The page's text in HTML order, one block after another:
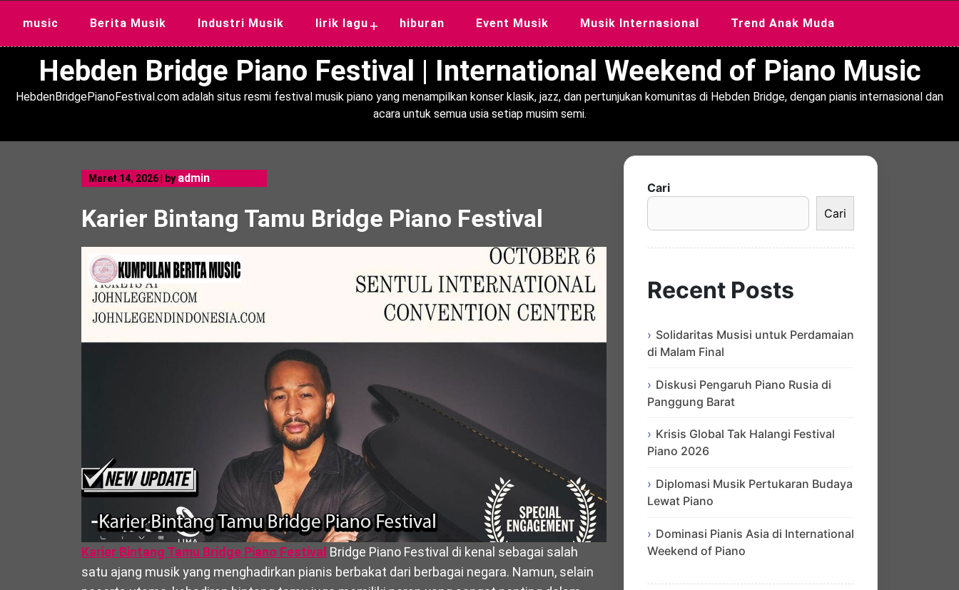
music Berita Musik Industri Musik lirik lagu + hiburan Event Musik Musik Internasional Trend Anak Muda
Hebden Bridge Piano Festival | International Weekend of Piano Music
HebdenBridgePianoFestival.com adalah situs resmi festival musik piano yang menampilkan konser klasik, jazz, dan pertunjukan komunitas di Hebden Bridge, dengan pianis internasional dan
acara untuk semua usia setiap musim semi.
Maret 14, 2026 by admin
Karier Bintang Tamu Bridge Piano Festival
Karier Bintang Tamu Bridge Piano Festival Bridge Piano Festival di kenal sebagai salah
satu ajang musik yang menghadirkan pianis berbakat dari berbagai negara. Namun, selain
Cari
Cari
Recent Posts
Solidaritas Musisi untuk Perdamaian
di Malam Final
Diskusi Pengaruh Piano Rusia di
Panggung Barat
Krisis Global Tak Halangi Festival
Piano 2026
Diplomasi Musik Pertukaran Budaya
Lewat Piano
Dominasi Pianis Asia di International
Weekend of Piano